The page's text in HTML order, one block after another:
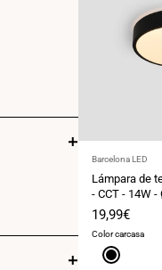
Proveedor:
Barcelona LED
Lámpara de
- CCT - 14W
Precio
de
venta
19,99€
Color carcasa
Negro